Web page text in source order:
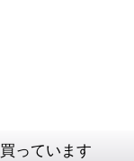
っています